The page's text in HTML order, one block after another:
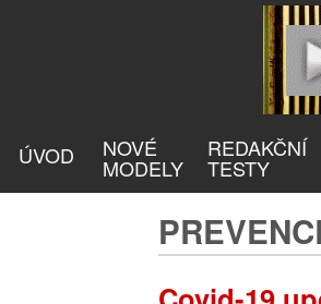
ÚVOD NOVÉ
MODELY
REDAKČNÍ
TESTY